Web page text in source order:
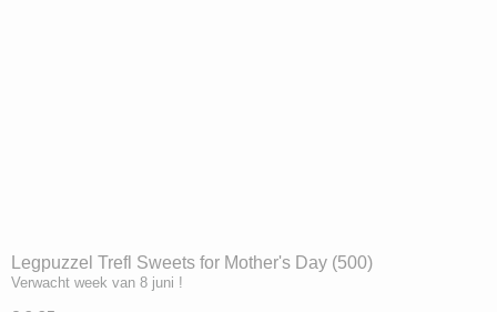
Legpuzzel Trefl Sweets for Mother's Day (500)
Verwacht week van 8 juni !